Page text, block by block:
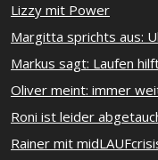
Lizzy mit Power
Margitta sprichts aus:
Markus sagt: Laufen
Oliver meint: immer
Roni ist leider
Rainer mit